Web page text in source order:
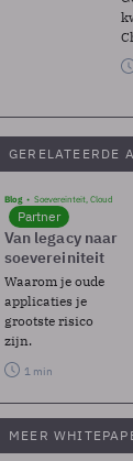
GERELATEERDE
Blog Soevereinteit, Cloud
Partner
Van legacy naar
soevereiniteit
Waarom je oude
applicaties je
grootste risico
zijn.
1 min
MEER